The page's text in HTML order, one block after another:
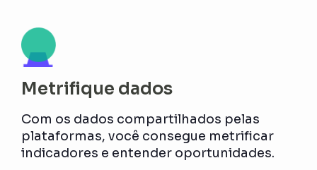
Metrifique dados
Com os dados compartilhados pelas
plataformas, você consegue metrificar
indicadores e entender oportunidades.